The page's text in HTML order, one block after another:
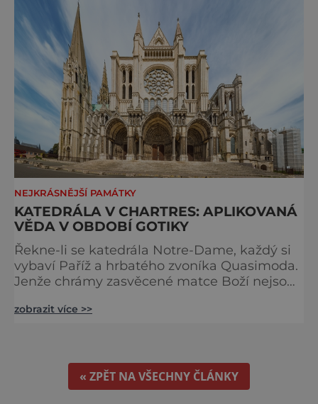
chtěli komplex dobýt. Za bezmála 950 let
jeho existence z
NEJKRÁSNĚJŠÍ PAMÁTKY
KATEDRÁLA V CHARTRES: APLIKOVANÁ
VĚDA V OBDOBÍ GOTIKY
Řekne-li se katedrála Notre-Dame, každý si
vybaví Paříž a hrbatého zvoníka Quasimoda.
Jenže chrámy zasvěcené matce Boží nejsou
obyvatelé města Rouen se mohou pochlubit
stavbou světa. Ovšem nejpůsobivější perlou
toho jména je ta, která se nachází v Chartres.
Městečko Chartres se
zobrazit více >>
« ZPĚT NA VŠECHNY ČLÁNKY